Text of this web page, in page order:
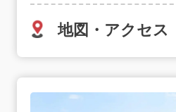
地図・アクセス